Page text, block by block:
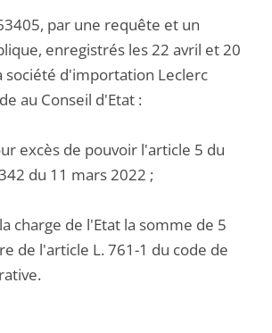
par une requête et un
enregistrés les 22 avril et 20
société d'importation Leclerc
au Conseil d'Etat :
excès de pouvoir l'article 5 du
du 11 mars 2022 ;
charge de l'Etat la somme de 5
de l'article L. 761-1 du code de